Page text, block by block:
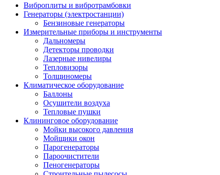
Виброплиты и вибротрамбовки
Генераторы (электростанции)
Бензиновые генераторы
Измерительные приборы и инструменты
Дальномеры
Детекторы проводки
Лазерные нивелиры
Тепловизоры
Толщиномеры
Климатическое оборудование
Баллоны
Осушители воздуха
Тепловые пушки
Клининговое оборудование
Мойки высокого давления
Мойщики окон
Парогенераторы
Пароочистители
Пеногенераторы